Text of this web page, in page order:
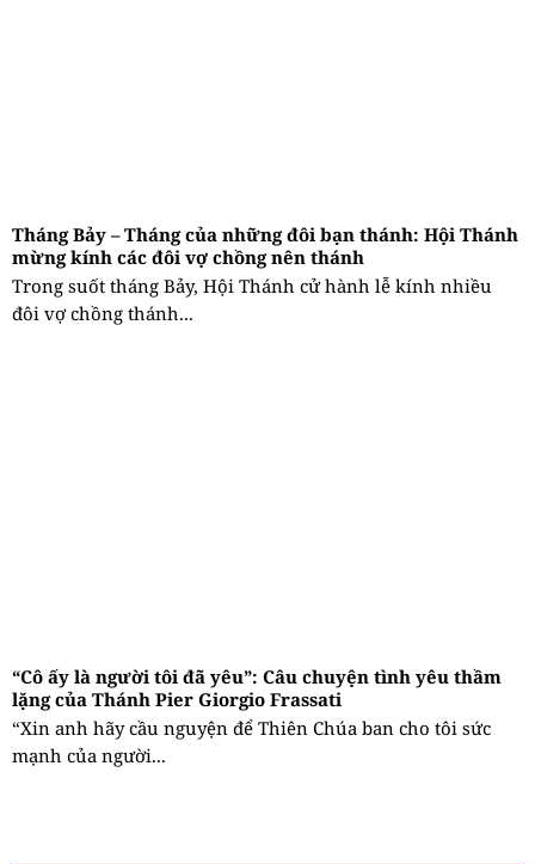
Tháng Bảy – Tháng của những đôi bạn thánh: Hội Thánh
mừng kính các đôi vợ chồng nên thánh
Trong suốt tháng Bảy, Hội Thánh cử hành lễ kính nhiều
đôi vợ chồng thánh...
“Cô ấy là người tôi đã yêu”: Câu chuyện tình yêu thầm
lặng của Thánh Pier Giorgio Frassati
“Xin anh hãy cầu nguyện để Thiên Chúa ban cho tôi sức
mạnh của người...